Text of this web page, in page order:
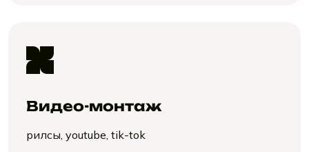
Видео-монтаж
рилсы, youtube, tik-tok